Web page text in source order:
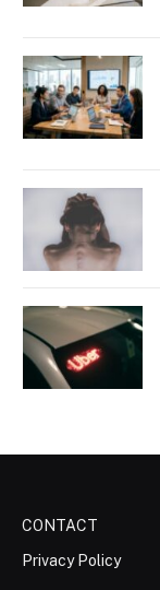
CONTACT
Privacy Policy